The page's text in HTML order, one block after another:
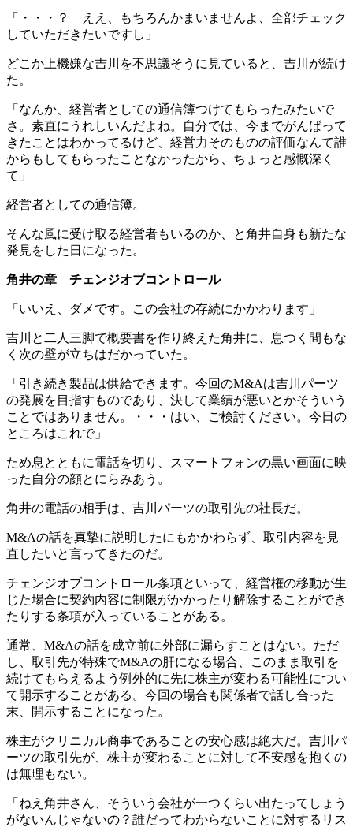
「・・・？ ええ、もちろんかまいませんよ、全部チェック
していただきたいですし」
どこか上機嫌な吉川を不思議そうに見ていると、吉川が続け
た。
「なんか、経営者としての通信簿つけてもらったみたいで
さ。素直にうれしいんだよね。自分では、今までがんばって
きたことはわかってるけど、経営力そのものの評価なんて誰
からもしてもらったことなかったから、ちょっと感慨深く
て」
経営者としての通信簿。
そんな風に受け取る経営者もいるのか、と角井自身も新たな
発見をした日になった。
角井の章 チェンジオブコントロール
「いいえ、ダメです。この会社の存続にかかわります」
吉川と二人三脚で概要書を作り終えた角井に、息つく間もな
く次の壁が立ちはだかっていた。
「引き続き製品は供給できます。今回のM&Aは吉川パーツ
の発展を目指すものであり、決して業績が悪いとかそういう
ことではありません。・・・はい、ご検討ください。今日の
ところはこれで」
ため息とともに電話を切り、スマートフォンの黒い画面に映
った自分の顔とにらみあう。
角井の電話の相手は、吉川パーツの取引先の社長だ。
M&Aの話を真摯に説明したにもかかわらず、取引内容を見
直したいと言ってきたのだ。
チェンジオブコントロール条項といって、経営権の移動が生
じた場合に契約内容に制限がかかったり解除することができ
たりする条項が入っていることがある。
通常、M&Aの話を成立前に外部に漏らすことはない。ただ
し、取引先が特殊でM&Aの肝になる場合、このまま取引を
続けてもらえるよう例外的に先に株主が変わる可能性につい
て開示することがある。今回の場合も関係者で話し合った
末、開示することになった。
株主がクリニカル商事であることの安心感は絶大だ。吉川パ
ーツの取引先が、株主が変わることに対して不安感を抱くの
は無理もない。
「ねえ角井さん、そういう会社が一つくらい出たってしょう
がないんじゃないの？誰だってわからないことに対するリス